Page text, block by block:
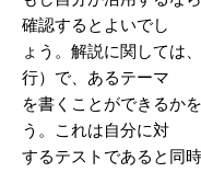
確認するとよいでし
ょう。解説に関しては
行）で、あるテーマ
を書くことができるか
う。これは自分に対
するテストであると同